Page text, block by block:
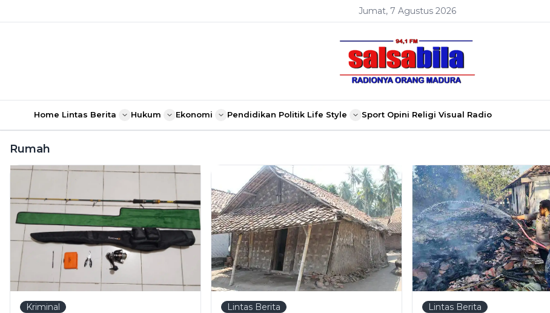
Jumat, 7 Agustus 2026
Home Lintas Berita Hukum Ekonomi Pendidikan Politik Life Style Sport Opini Religi Visual Radio
Rumah
Kriminal Lintas Berita Lintas Berita